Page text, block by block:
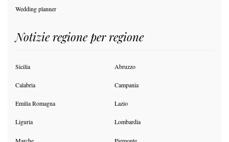
Wedding planner
Notizie regione per regione
Sicilia Abruzzo
Calabria Campania
Emilia Romagna Lazio
Liguria Lombardia
Marche Piemonte